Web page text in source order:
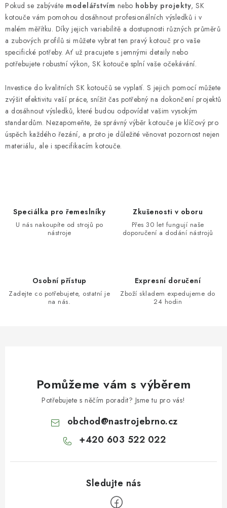
Pokud se zabýváte modelářstvím nebo hobby projekty, SK
kotouče vám pomohou dosáhnout profesionálních výsledků i v
malém měřítku. Díky jejich variabilitě a dostupnosti různých průměrů
a zubových profilů si můžete vybrat ten pravý kotouč pro vaše
specifické potřeby. Ať už pracujete s jemnými detaily nebo
potřebujete robustní výkon, SK kotouče splní vaše očekávání.
Investice do kvalitních SK kotoučů se vyplatí. S jejich pomocí můžete
zvýšit efektivitu vaší práce, snížit čas potřebný na dokončení projektů
a dosáhnout výsledků, které budou odpovídat vašim vysokým
standardům. Nezapomeňte, že správný výběr kotouče je klíčový pro
úspěch každého řezání, a proto je důležité věnovat pozornost nejen
materiálu, ale i specifikacím kotouče.
Speciálka pro řemeslníky
U nás nakoupíte od strojů po
nástroje
Zkušenosti v oboru
Přes 30 let fungují naše
doporučení a dodání nástrojů
Osobní přístup
Zadejte co potřebujete, ostatní je
na nás.
Expresní doručení
Zboží skladem expedujeme do
24 hodin
Pomůžeme vám s výběrem
Potřebujete s něčím poradit? Jsme tu pro vás!
obchod@nastrojebrno.cz
+420 603 522 022